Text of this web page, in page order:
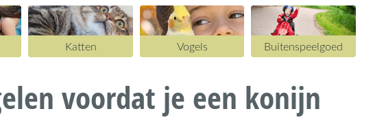
Katten Vogels Buitenspeelgoed
voordat je een konijn